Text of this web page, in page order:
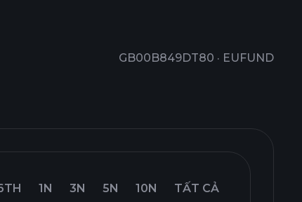
GB00B849DT80 · EUFUND
1N 3N 5N 10N TẤT CẢ